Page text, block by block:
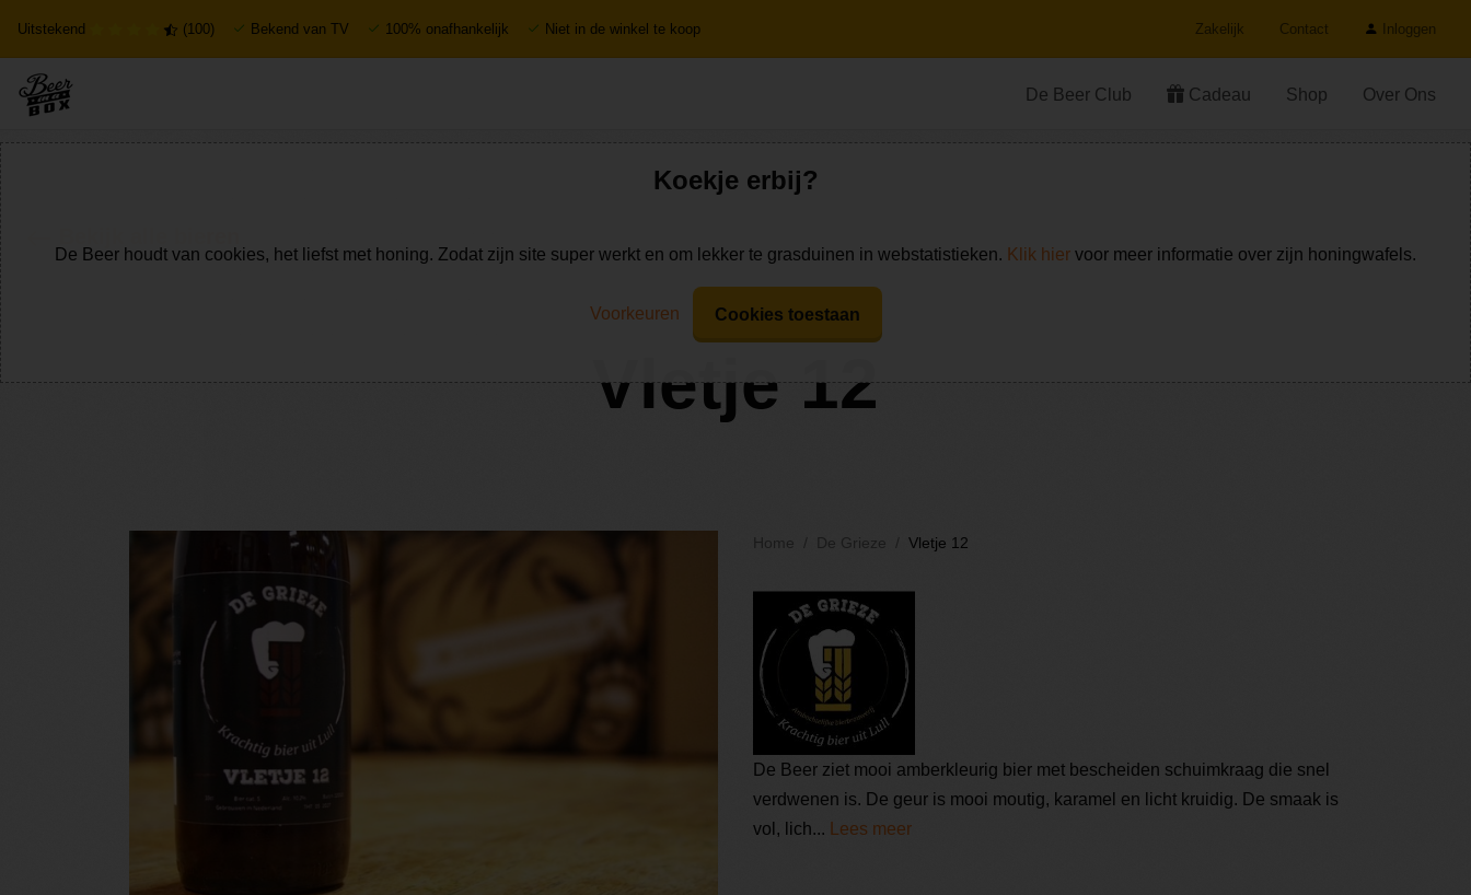
Uitstekend (100) Bekend van TV 100% onafhankelijk Niet in de winkel te koop Zakelijk Contact Inloggen
De Beer Club Cadeau Shop Over Ons
Vletje 12
Home De Grieze Vletje 12
De Beer ziet mooi amberkleurig bier met bescheiden schuimkraag die snel
verdwenen is. De geur is mooi moutig, karamel en licht kruidig. De smaak is
vol, lich... Lees meer
Koekje erbij?
De Beer houdt van cookies, het liefst met honing. Zodat zijn site super werkt en om lekker te grasduinen in webstatistieken. Klik hier voor meer informatie over zijn honingwafels.
Voorkeuren Cookies toestaan